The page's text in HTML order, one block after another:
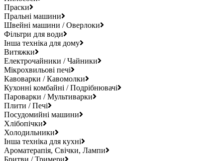
Праски
Пральні машини
Швейні машини / Оверлоки
Фільтри для води
Інша техніка для дому
Витяжки
Електрочайники / Чайники
Мікрохвильові печі
Кавоварки / Кавомолки
Кухонні комбайні / Подрібнювачі
Пароварки / Мультиварки
Плити / Печі
Посудомийні машини
Хлібопічки
Холодильники
Інша техніка для кухні
Ароматерапія, Свічки, Лампи
Бритви / Тримери